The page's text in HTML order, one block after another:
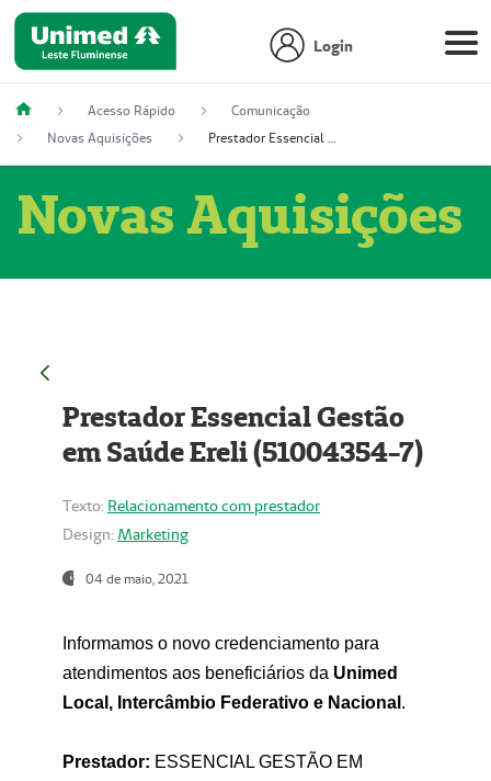
Login
Acesso Rápido
Comunicação
Novas Aquisições
Prestador Essencial Gestão em Saúde Ereli (51004354-7)
Novas Aquisições
Prestador Essencial Gestão
em Saúde Ereli (51004354-7)
Texto: Relacionamento com prestador
Design: Marketing
04 de maio, 2021
Informamos o novo credenciamento para
atendimentos aos beneficiários da Unimed
Local, Intercâmbio Federativo e Nacional .
Prestador: ESSENCIAL GESTÃO EM